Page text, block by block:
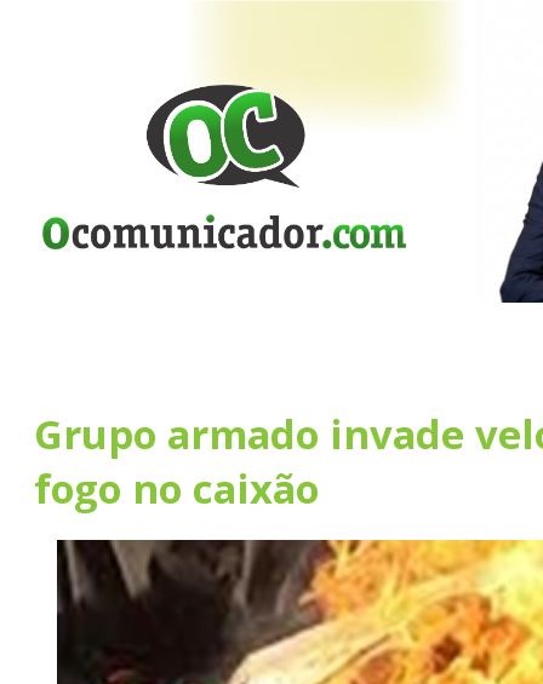
Grupo armado invade
fogo no caixão